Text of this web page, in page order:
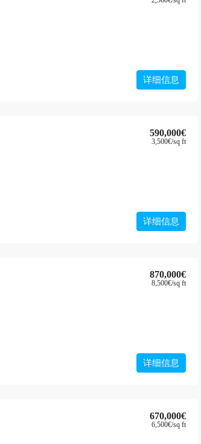
详细信息
590,000€
3,500€/sq ft
详细信息
870,000€
8,500€/sq ft
详细信息
670,000€
6,500€/sq ft